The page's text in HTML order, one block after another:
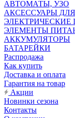
АВТОМАТЫ, УЗО
АКСЕССУАРЫ
ЭЛЕМЕНТЫ
АККУМУЛЯТОРЫ
БАТАРЕЙКИ
Распродажа
Как купить
Доставка и оплата
Гарантия на товар
Акции
Новинки сезона
Контакты